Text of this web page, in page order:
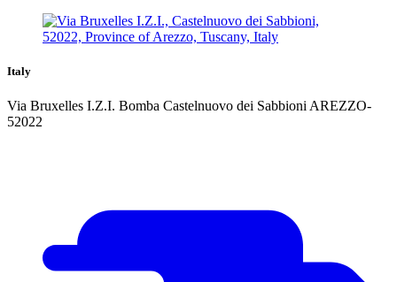
Italy
Via Bruxelles I.Z.I. Bomba Castelnuovo dei Sabbioni AREZZO-
52022